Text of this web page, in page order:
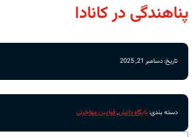
پناهندگی در کانادا
تاریخ: دسامبر 21, 2025
دسته بندی:پایگاه دانش,قوانین مهاجرتی